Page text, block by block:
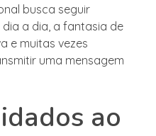
busca seguir
a dia, a fantasia de
e muitas vezes
uma mensagem
ao